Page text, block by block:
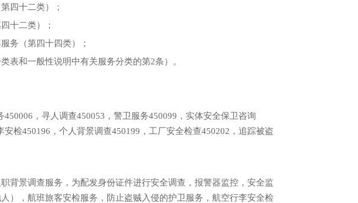
四十二类）；
十二类）；
务（第四十四类）；
和一般性说明中有关服务分类的第2条）。
，寻人调查450053，警卫服务450099，实体安全保卫咨询
检450196，个人背景调查450199，工厂安全检查450202，追踪被盗
背景调查服务，为配发身份证件进行安全调查，报警器监控，安全监
），航班旅客安检服务，防止盗贼入侵的护卫服务，航空行李安全检